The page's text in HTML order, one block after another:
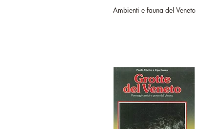
Ambienti e fauna del Veneto